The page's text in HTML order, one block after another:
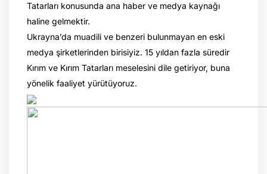
Tatarları konusunda ana haber ve medya kaynağı
haline gelmektir.
Ukrayna’da muadili ve benzeri bulunmayan en eski
medya şirketlerinden birisiyiz. 15 yıldan fazla süredir
Kırım ve Kırım Tatarları meselesini dile getiriyor, buna
yönelik faaliyet yürütüyoruz.